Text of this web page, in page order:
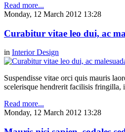
Read more...
Monday, 12 March 2012 13:28
Curabitur vitae leo dui, ac
in Interior Design
Suspendisse vitae orci quis mauris
scelerisque hendrerit facilisis fringilla,
Read more...
Monday, 12 March 2012 13:28